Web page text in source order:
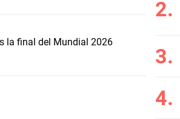
la final del Mundial 2026